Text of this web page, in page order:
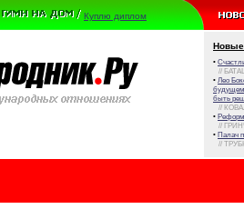
Куплю диплом
Новые
•
//
• Лео
будущем
быть
//
•
//
• Палач
//